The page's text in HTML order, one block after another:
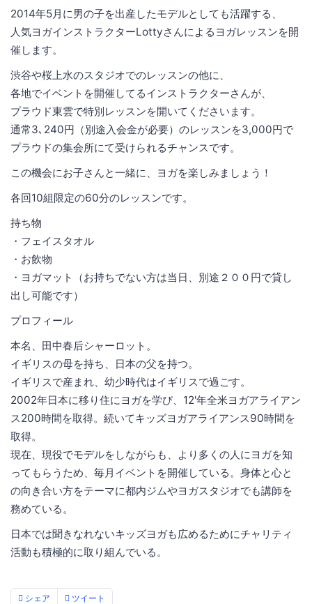
2014年5月に男の子を出産したモデルとしても活躍する、
人気ヨガインストラクターLottyさんによるヨガレッスンを開
催します。
渋谷や桜上水のスタジオでのレッスンの他に、
各地でイベントを開催してるインストラクターさんが、
プラウド東雲で特別レッスンを開いてくださいます。
通常3､240円（別途入会金が必要）のレッスンを3,000円で
プラウドの集会所にて受けられるチャンスです。
この機会にお子さんと一緒に、ヨガを楽しみましょう！
各回10組限定の60分のレッスンです。
持ち物
・フェイスタオル
・お飲物
・ヨガマット（お持ちでない方は当日、別途２００円で貸し
出し可能です）
プロフィール
本名、田中春后シャーロット。
イギリスの母を持ち、日本の父を持つ。
イギリスで産まれ、幼少時代はイギリスで過ごす。
2002年日本に移り住にヨガを学び、12'年全米ヨガアライアン
ス200時間を取得。続いてキッズヨガアライアンス90時間を
取得。
現在、現役でモデルをしながらも、より多くの人にヨガを知
ってもらうため、毎月イベントを開催している。身体と心と
の向き合い方をテーマに都内ジムやヨガスタジオでも講師を
務めている。
日本では聞きなれないキッズヨガも広めるためにチャリティ
活動も積極的に取り組んでいる。
シェア ツイート